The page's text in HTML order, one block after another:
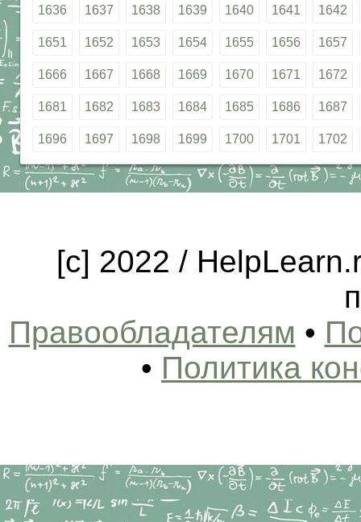
1636 1637 1638 1639 1640 1641 1642
1651 1652 1653 1654 1655 1656 1657
1666 1667 1668 1669 1670 1671 1672
1681 1682 1683 1684 1685 1686 1687
1696 1697 1698 1699 1700 1701 1702
[c] 2022 /
Правообладателям •
• Политика